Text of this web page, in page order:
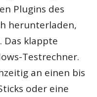
Plugins des
herunterladen,
Das klappte
Testrechner.
an einen bis
oder eine